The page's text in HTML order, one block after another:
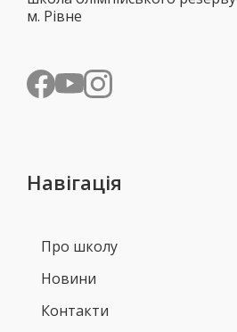
м. Рівне
Навігація
Про школу
Новини
Контакти